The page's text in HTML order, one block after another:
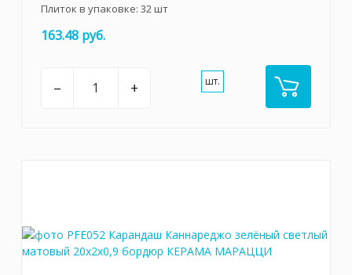
Плиток в упаковке: 32шт
163.48 руб.
– + шт.